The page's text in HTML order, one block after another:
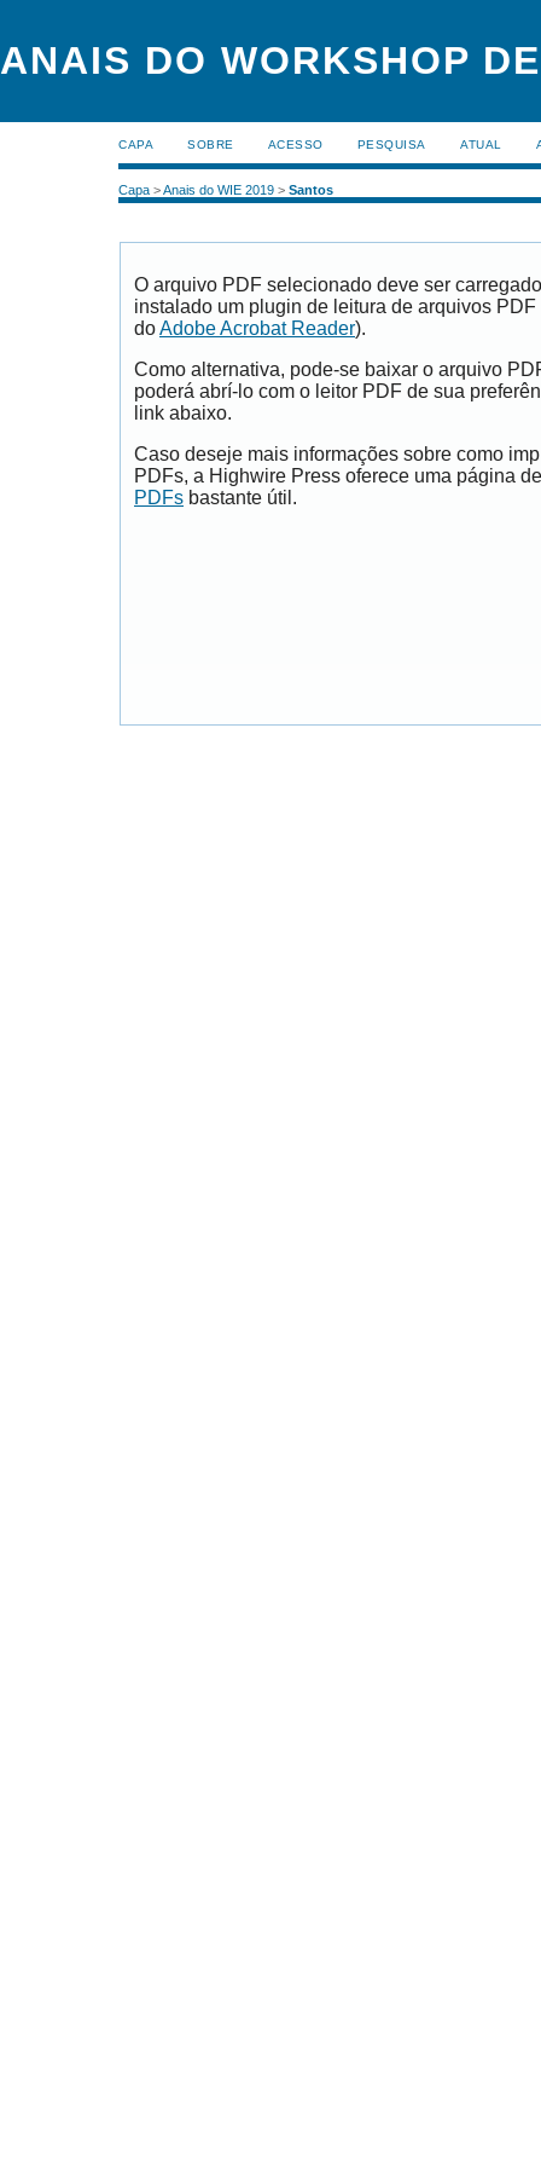
ANAIS DO WORKSHOP
CAPA SOBRE ACESSO PESQUISA ATUAL
Capa >Anais do WIE 2019 > Santos
O arquivo PDF selecionado deve ser
instalado um plugin de leitura de arquivos
doAdobe Acrobat Reader).
Como alternativa, pode-se baixar o arquivo
poderá abrí-lo com o leitor PDF de sua
link abaixo.
Caso deseje mais informações sobre como
PDFs, a Highwire Press oferece uma página
PDFs bastante útil.